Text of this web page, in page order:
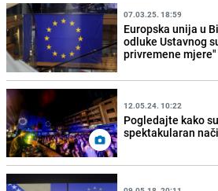
07.03.25. 18:59
Europska unija u
odluke Ustavnog
privremene mjere"
12.05.24. 10:22
Pogledajte kako
spektakularan